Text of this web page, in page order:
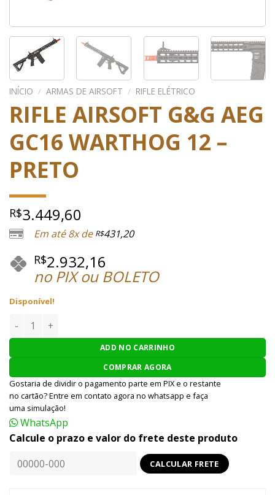
INÍCIO / ARMAS DE AIRSOFT / RIFLE ELÉTRICO
RIFLE AIRSOFT G&G AEG
GC16 WARTHOG 12 –
PRETO
R$3.449,60
Em até 8x de R$431,20
R$2.932,16
no PIX ou BOLETO
Disponível!
RIFLE AIRSOFT G&G AEG GC16 WARTHOG 12 - PRETO
ADD NO CARRINHO
COMPRAR AGORA
Gostaria de dividir o pagamento parte em PIX e o restante
no cartão? Entre em contato agora no whatsapp e faça
uma simulação!
WhatsApp
Calcule o prazo e valor do frete deste produto